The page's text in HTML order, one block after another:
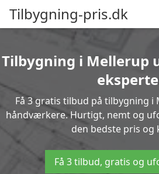
Tilbygning-pris.dk
Tilbygning i Mellerup
Få 3 gratis tilbud på tilbygning
håndværkere. Hurtigt, nemt og
den bedste pris og
Få 3 tilbud, gratis og